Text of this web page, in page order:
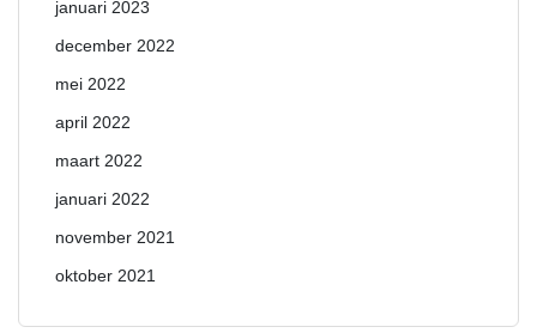
januari 2023
december 2022
mei 2022
april 2022
maart 2022
januari 2022
november 2021
oktober 2021